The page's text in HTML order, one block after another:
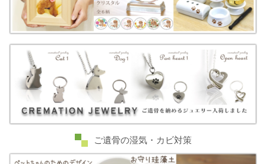
ご遺骨の湿気・カビ対策